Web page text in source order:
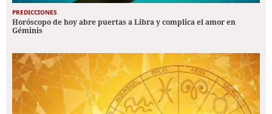
PREDICCIONES
Horóscopo de hoy abre puertas a Libra y complica el amor en
Géminis